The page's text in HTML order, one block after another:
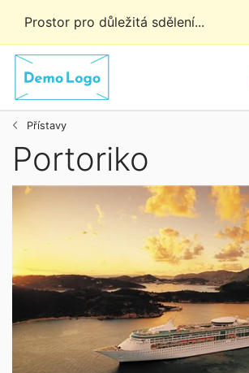
Prostor pro důležitá sdělení...
Přístavy
Portoriko